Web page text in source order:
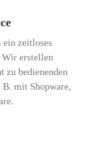
zeitloses
erstellen
zu bedienenden
mit Shopware,